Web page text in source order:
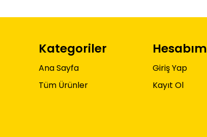
Kategoriler
Ana Sayfa
Tüm Ürünler
Hesabım
Giriş Yap
Kayıt Ol